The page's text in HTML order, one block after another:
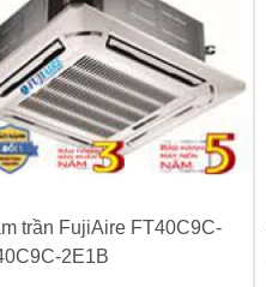
trần FujiAire FT40C9C-
2E1B